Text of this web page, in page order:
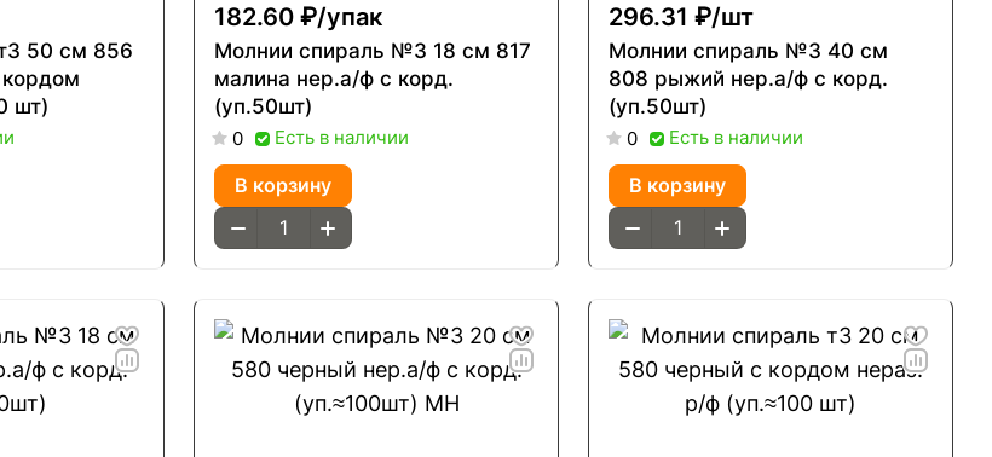
50 см 856
шт)
182.60 ₽/упак
Молнии спираль №3 18 см 817
малина нер.а/ф с корд.
(уп.50шт)
0 Есть в наличии
В корзину
296.31 ₽/шт
Молнии спираль №3 40 см
808 рыжий нер.а/ф с корд.
(уп.50шт)
0 Есть в наличии
В корзину